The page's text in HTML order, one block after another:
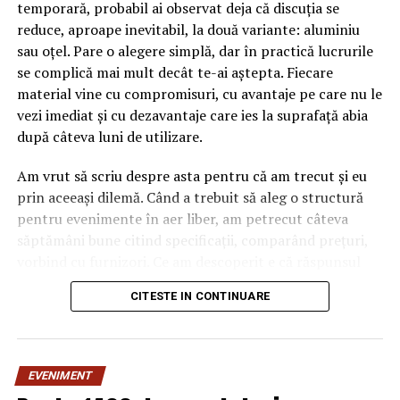
temporară, probabil ai observat deja că discuția se
reduce, aproape inevitabil, la două variante: aluminiu
sau oțel. Pare o alegere simplă, dar în practică lucrurile
se complică mai mult decât te-ai aștepta. Fiecare
material vine cu compromisuri, cu avantaje pe care nu le
vezi imediat și cu dezavantaje care ies la suprafață abia
după câteva luni de utilizare.
Am vrut să scriu despre asta pentru că am trecut și eu
prin aceeași dilemă. Când a trebuit să aleg o structură
pentru evenimente în aer liber, am petrecut câteva
săptămâni bune citind specificații, comparând prețuri,
„corect” depinde mult de context, de cât de des muți
pavilionul și de ce condiții meteo ai de înfruntat.
materialului mai mult decât
CITESTE IN CONTINUARE
EVENIMENT